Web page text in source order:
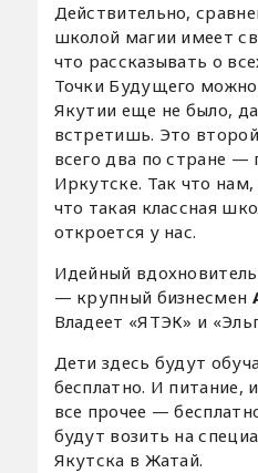
Действительно,
школой магии имеет
что рассказывать о
Точки Будущего можно
Якутии еще не было,
встретишь. Это
всего два по стране —
Иркутске. Так что
что такая классная
откроется у нас.
Идейный
— крупный бизнесмен
Владеет «ЯТЭК» и
Дети здесь будут
бесплатно. И питание,
все прочее —
будут возить на
Якутска в Жатай.